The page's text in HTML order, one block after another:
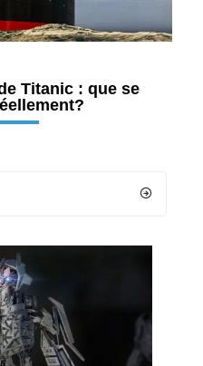
Titanic : que se